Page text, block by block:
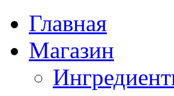
Главная
Магазин